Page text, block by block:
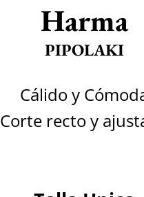
Harma
PIPOLAKI
Cálido y
Corte recto y